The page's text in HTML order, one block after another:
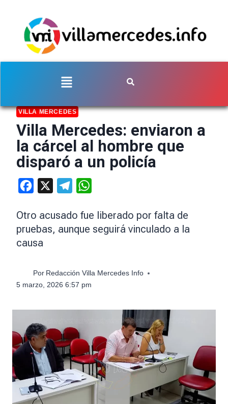
VILLA MERCEDES
Villa Mercedes: enviaron a
la cárcel al hombre que
disparó a un policía
Facebook Telegram
Otro acusado fue liberado por falta de
pruebas, aunque seguirá vinculado a la
causa
Por Redacción Villa Mercedes Info
5 marzo, 2026 6:57 pm